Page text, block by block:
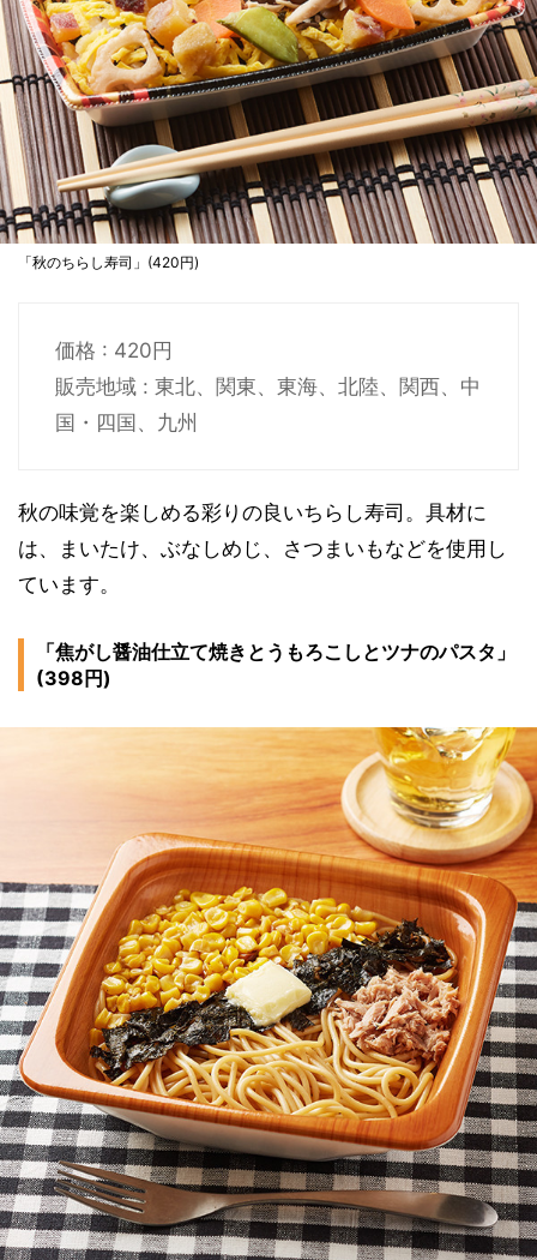
「秋のちらし寿司」(420円)
価格 : 420円
販売地域 : 東北、関東、東海、北陸、関西、中
国・四国、九州
秋の味覚を楽しめる彩りの良いちらし寿司。具材に
は、まいたけ、ぶなしめじ、さつまいもなどを使用し
ています。
「焦がし醤油仕立て焼きとうもろこしとツナのパスタ」
(398円)